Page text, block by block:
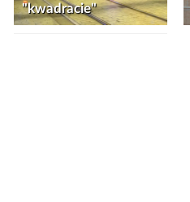
"kwadracie"